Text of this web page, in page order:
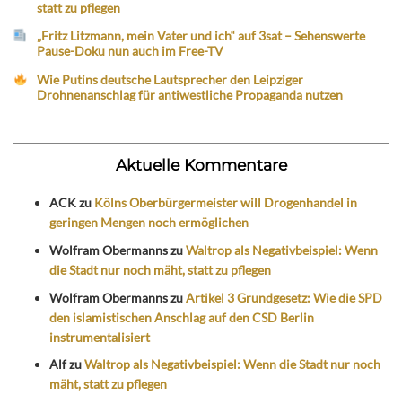
statt zu pflegen
„Fritz Litzmann, mein Vater und ich“ auf 3sat – Sehenswerte
Pause-Doku nun auch im Free-TV
Wie Putins deutsche Lautsprecher den Leipziger
Drohnenanschlag für antiwestliche Propaganda nutzen
Aktuelle Kommentare
ACKzu Kölns Oberbürgermeister will Drogenhandel in
geringen Mengen noch ermöglichen
Wolfram ObermannszuWaltrop als Negativbeispiel: Wenn
die Stadt nur noch mäht, statt zu pflegen
Wolfram ObermannszuArtikel 3 Grundgesetz: Wie die SPD
den islamistischen Anschlag auf den CSD Berlin
instrumentalisiert
AlfzuWaltrop als Negativbeispiel: Wenn die Stadt nur noch
mäht, statt zu pflegen